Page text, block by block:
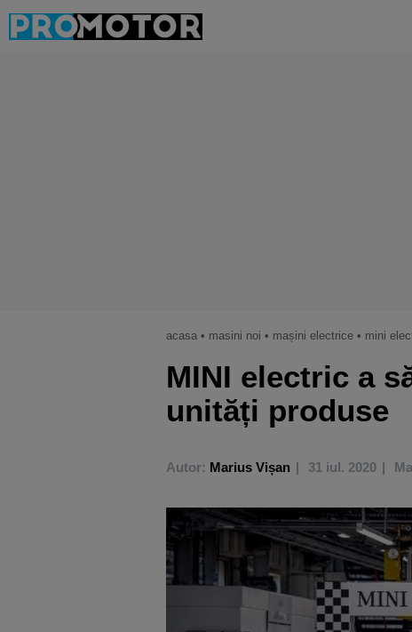
acasa • masini noi • mașini electrice • mini
MINI electric a
unități produse
Autor: Marius Vișan 31 iul. 2020